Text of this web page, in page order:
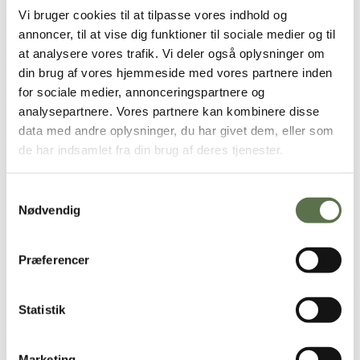
Vi bruger cookies til at tilpasse vores indhold og
annoncer, til at vise dig funktioner til sociale medier og til
at analysere vores trafik. Vi deler også oplysninger om
din brug af vores hjemmeside med vores partnere inden
for sociale medier, annonceringspartnere og
analysepartnere. Vores partnere kan kombinere disse
data med andre oplysninger, du har givet dem, eller som
de har indsamlet fra din brug af deres tjenester.
Nødvendig
Præferencer
Statistik
Næringsindhold pr. 100g
Næringsindhold Næringsindhold pr. 100
g: pr.100g af Næringsindhold pr. 100 g:
Energi1415 kJ / 338 kcal
Fedt1,5
- heraf mættede fedtsyrer 0,2
- heraf sukkerarter0,8
Protein
Salt2,43
Økologi i hverdagen
hverdagen. Vores råvarer er nøje udvalgt for at give dig den bedste
på, at du bager med dansk, økologisk mel af højeste kvalitet –